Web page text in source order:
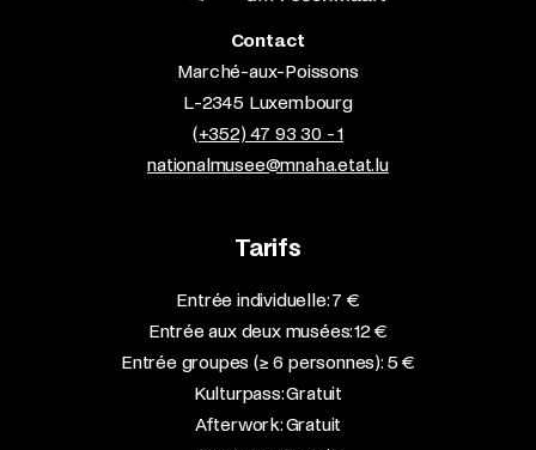
Contact
Marché-aux-Poissons
L-2345 Luxembourg
(+352) 47 93 30 - 1
nationalmusee@mnaha.etat.lu
Tarifs
Entrée individuelle: 7 €
Entrée aux deux musées: 12 €
Entrée groupes (≥ 6 personnes): 5 €
Kulturpass: Gratuit
Afterwork: Gratuit